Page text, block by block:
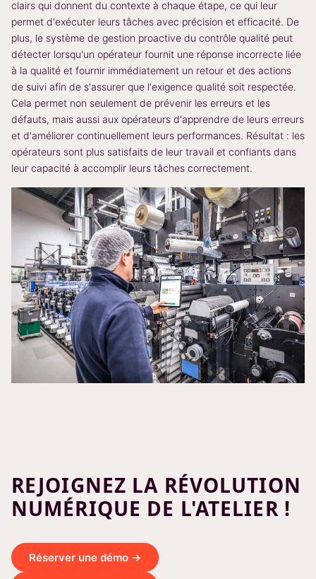
clairs qui donnent du contexte à chaque étape, ce qui leur
permet d'exécuter leurs tâches avec précision et efficacité. De
plus, le système de gestion proactive du contrôle qualité peut
détecter lorsqu'un opérateur fournit une réponse incorrecte liée
à la qualité et fournir immédiatement un retour et des actions
de suivi afin de s'assurer que l'exigence qualité soit respectée.
Cela permet non seulement de prévenir les erreurs et les
défauts, mais aussi aux opérateurs d'apprendre de leurs erreurs
et d'améliorer continuellement leurs performances. Résultat : les
opérateurs sont plus satisfaits de leur travail et confiants dans
leur capacité à accomplir leurs tâches correctement.
REJOIGNEZ LA RÉVOLUTION
NUMÉRIQUE DE L'ATELIER !
Réserver une démo →